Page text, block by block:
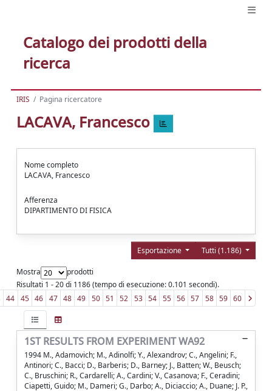
Catalogo dei prodotti della
ricerca
IRIS Pagina ricercatore
LACAVA, Francesco
Nome completo
LACAVA, Francesco
Afferenza
DIPARTIMENTO DI FISICA
Tutti (1.186)
Esportazione
Mostra
prodotti
Risultati 1 - 20 di 1186 (tempo di esecuzione: 0.101 secondi).
44 45 46 47 48 49 50 51 52 53 54 55 56 57 58 59 60
1ST RESULTS FROM EXPERIMENT WA92
1994 M., Adamovich; M., Adinolfi; Y., Alexandrov; C., Angelini; F.,
Antinori; C., Bacci; D., Barberis; D., Barney; J., Batten; W., Beusch;
C., Bruschini; R., Cardarelli; A., Cardini; V., Casanova; F., Ceradini;
Ciapetti, Guido; M., Dameri; G., Darbo; A., Diciaccio; A., Duane; J. P.,